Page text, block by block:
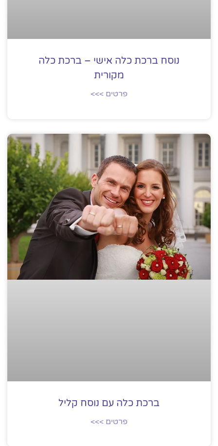
נוסח ברכת כלה אישי – ברכת כלה
מקורית
פרטים >>>
ברכת כלה עם נוסח קליל
פרטים >>>